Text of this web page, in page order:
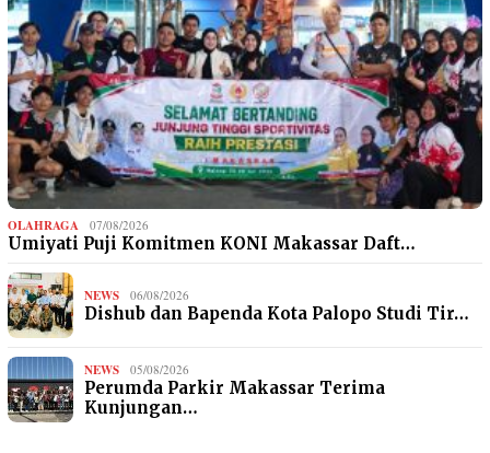
OLAHRAGA 07/08/2026
Umiyati Puji Komitmen KONI Makassar Daft…
NEWS 06/08/2026
Dishub dan Bapenda Kota Palopo Studi Tir…
NEWS 05/08/2026
Perumda Parkir Makassar Terima
Kunjungan…